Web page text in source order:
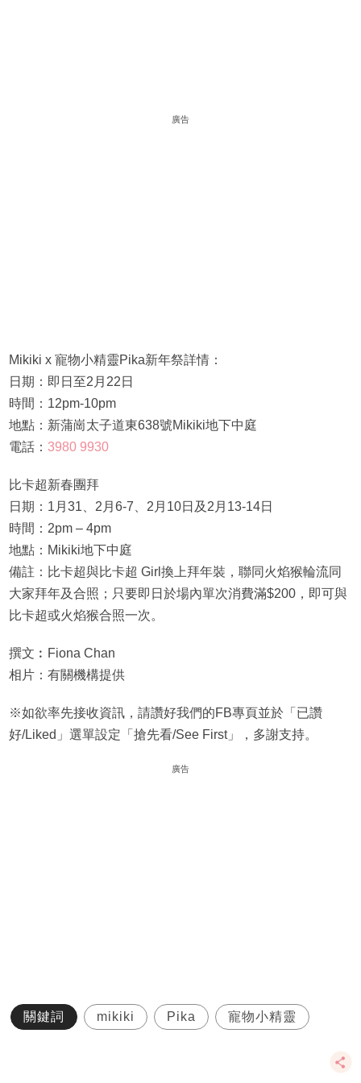
廣告
Mikiki x 寵物小精靈Pika新年祭詳情：
日期：即日至2月22日
時間：12pm-10pm
地點：新蒲崗太子道東638號Mikiki地下中庭
電話： 3980 9930
比卡超新春團拜
日期：1月31、2月6-7、2月10日及2月13-14日
時間：2pm – 4pm
地點：Mikiki地下中庭
備註：比卡超與比卡超 Girl換上拜年裝，聯同火焰猴輪流同
大家拜年及合照；只要即日於場內單次消費滿$200，即可與
比卡超或火焰猴合照一次。
撰文︰Fiona Chan
相片：有關機構提供
※如欲率先接收資訊，請讚好我們的FB專頁並於「已讚
好/Liked」選單設定「搶先看/See First」，多謝支持。
廣告
關鍵詞 mikiki Pika 寵物小精靈